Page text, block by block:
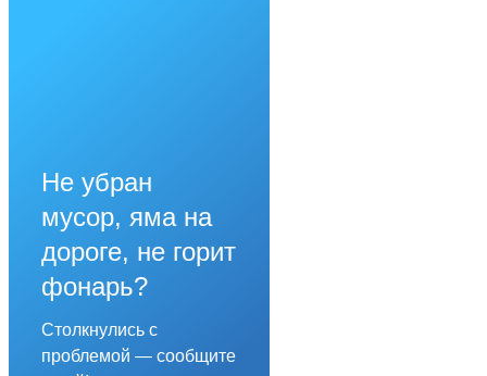
Не убран
мусор, яма на
дороге, не горит
фонарь?
Столкнулись с
проблемой — сообщите